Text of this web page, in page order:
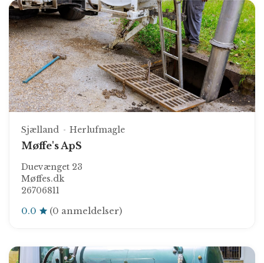
Sjælland Herlufmagle
Møffe's ApS
Duevænget 23
Møffes.dk
26706811
0.0 (0 anmeldelser)